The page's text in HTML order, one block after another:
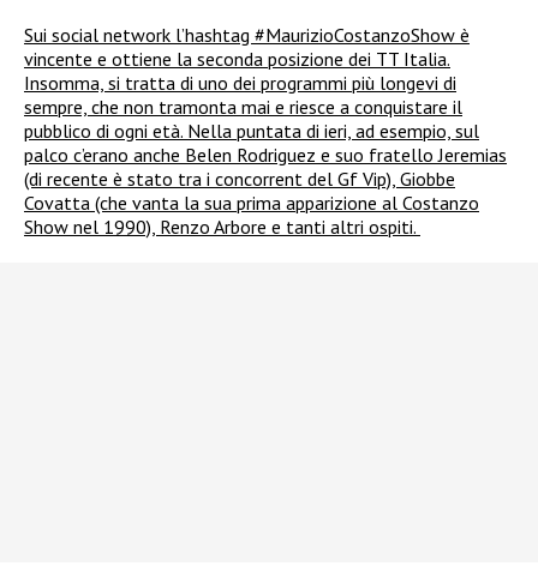
Sui social network l’hashtag #MaurizioCostanzoShow è
vincente e ottiene la seconda posizione dei TT Italia.
Insomma, si tratta di uno dei programmi più longevi di
sempre, che non tramonta mai e riesce a conquistare il
pubblico di ogni età. Nella puntata di ieri, ad esempio, sul
palco c’erano anche Belen Rodriguez e suo fratello Jeremias
(di recente è stato tra i concorrent del Gf Vip), Giobbe
Covatta (che vanta la sua prima apparizione al Costanzo
Show nel 1990), Renzo Arbore e tanti altri ospiti.